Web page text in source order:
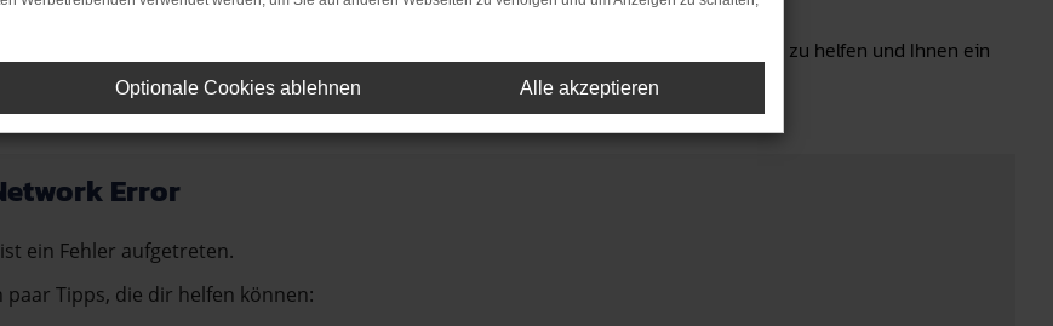
an Ford Fahrzeugen. Wir freuen uns darauf, Ihnen bei der Wahl des richtigen Fahrzeugs zu helfen und Ihnen ein
Error
ein Fehler aufgetreten.
paar Tipps, die dir helfen können:
Optionale Cookies ablehnen Alle akzeptieren